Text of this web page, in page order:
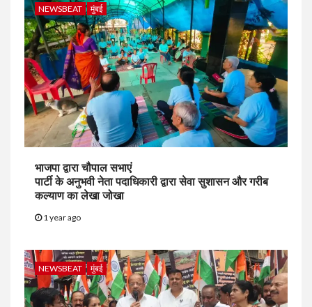
NEWSBEAT मुंबई
भाजपा द्वारा चौपाल सभाएं
पार्टी के अनुभवी नेता पदाधिकारी द्वारा सेवा सुशासन और गरीब
कल्याण का लेखा जोखा
1 year ago
NEWSBEAT मुंबई